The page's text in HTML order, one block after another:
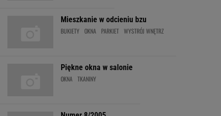
Mieszkanie w odcieniu bzu
BUKIETY OKNA PARKIET WYSTRÓJ WNĘTRZ
Piękne okna w salonie
OKNA TKANINY